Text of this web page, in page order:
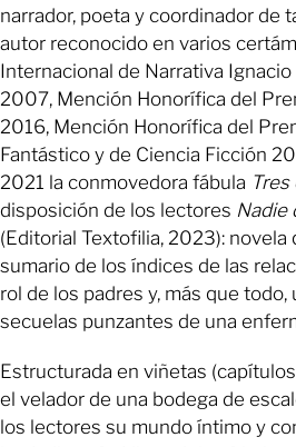
narrador, poeta y coordinador de
autor reconocido en varios
Internacional de Narrativa
2007, Mención Honorífica del
2016, Mención Honorífica del
Fantástico y de Ciencia Ficción
2021 la conmovedora fábula
disposición de los lectores Nadie
(Editorial Textofilia, 2023):
sumario de los índices de las
rol de los padres y, más que
secuelas punzantes de una
Estructurada en viñetas
el velador de una bodega de
los lectores su mundo íntimo y